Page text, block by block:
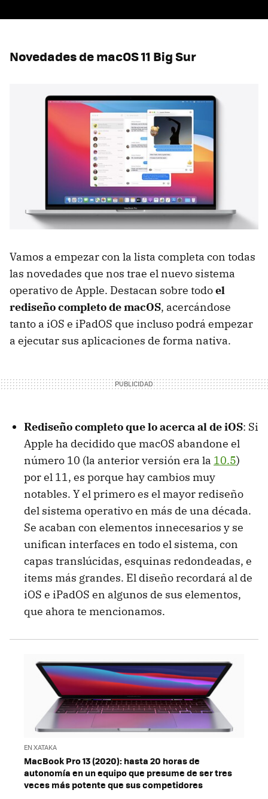
Novedades de macOS 11 Big Sur
Vamos a empezar con la lista completa con todas
las novedades que nos trae el nuevo sistema
operativo de Apple. Destacan sobre todoel
rediseño completo de macOS, acercándose
tanto a iOS e iPadOS que incluso podrá empezar
a ejecutar sus aplicaciones de forma nativa.
Rediseño completo que lo acerca al de iOS: Si
Apple ha decidido que macOS abandone el
número 10 (la anterior versión era la 10.5)
por el 11, es porque hay cambios muy
notables. Y el primero es el mayor rediseño
del sistema operativo en más de una década.
Se acaban con elementos innecesarios y se
unifican interfaces en todo el sistema, con
capas translúcidas, esquinas redondeadas, e
items más grandes. El diseño recordará al de
iOS e iPadOS en algunos de sus elementos,
que ahora te mencionamos.
EN XATAKA
MacBook Pro 13 (2020): hasta 20 horas de
autonomía en un equipo que presume de ser tres
veces más potente que sus competidores